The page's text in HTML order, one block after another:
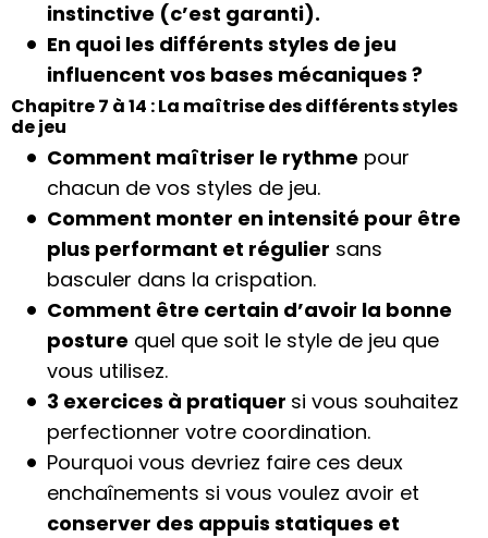
instinctive (c’est garanti).
En quoi les différents styles de jeu
influencent vos bases mécaniques ?
Chapitre 7 à 14 : La maîtrise des différents styles
de jeu
Comment maîtriser le rythme pour
chacun de vos styles de jeu.
Comment monter en intensité pour être
plus performant et régulier sans
basculer dans la crispation.
Comment être certain d’avoir la bonne
posture quel que soit le style de jeu que
vous utilisez.
3 exercices à pratiquer si vous souhaitez
perfectionner votre coordination.
Pourquoi vous devriez faire ces deux
enchaînements si vous voulez avoir et
conserver des appuis statiques et